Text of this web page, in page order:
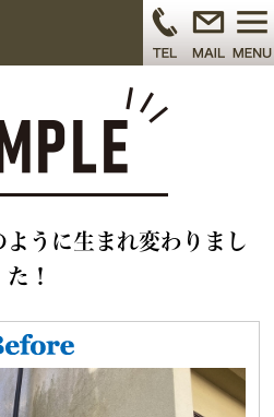
うに生まれ変わりまし
た！